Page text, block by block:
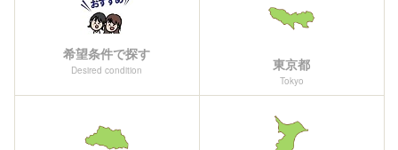
希望条件で探す
Desired condition 東京都
Tokyo